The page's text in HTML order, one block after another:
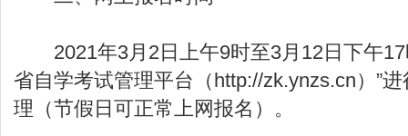
2021年3月2日上午9时至3月12日下午17
省自学考试管理平台（http://zk.ynzs.cn）”
理（节假日可正常上网报名）。